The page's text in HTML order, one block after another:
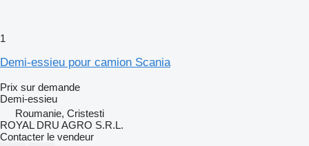
1
Demi-essieu pour camion Scania
Prix sur demande
Demi-essieu
Roumanie, Cristesti
ROYAL DRU AGRO S.R.L.
Contacter le vendeur